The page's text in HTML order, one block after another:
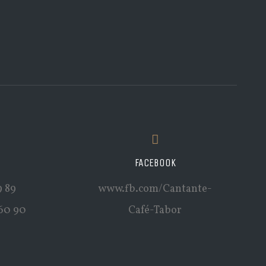
89
90
FACEBOOK
www.fb.com/Cantante-
Café-Tabor